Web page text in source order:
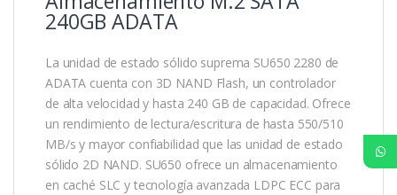
240GB ADATA
La unidad de estado sólido suprema SU650 2280 de
ADATA cuenta con 3D NAND Flash, un controlador
de alta velocidad y hasta 240 GB de capacidad. Ofrece
un rendimiento de lectura/escritura de hasta 550/510
MB/s y mayor confiabilidad que las unidad de estado
sólido 2D NAND. SU650 ofrece un almacenamiento
en caché SLC y tecnología avanzada LDPC ECC para